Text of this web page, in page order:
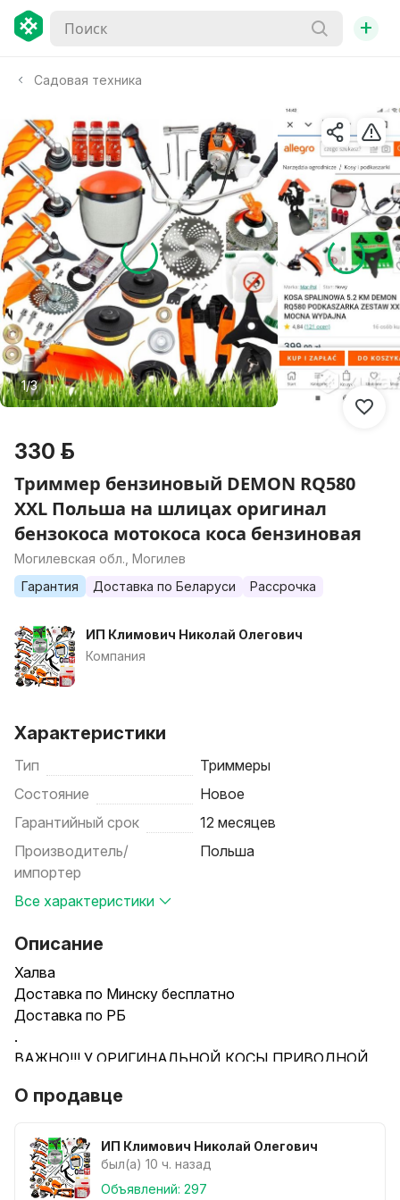
+
Садовая техника
1/3
330 р.
Триммер бензиновый DEMON RQ580
XXL Польша на шлицах оригинал
бензокоса мотокоса коса бензиновая
Могилевская обл., Могилев
Гарантия
Доставка по Беларуси Рассрочка
ИП Климович Николай Олегович
Компания
Характеристики
Тип
Триммеры
Состояние
Новое
Гарантийный срок
12 месяцев
Производитель/
импортер
Польша
Все характеристики
Описание
Халва
Доставка по Минску бесплатно
Доставка по РБ
.
ВАЖНО!!! У ОРИГИНАЛЬНОЙ КОСЫ ПРИВОДНОЙ
МОЖЕТЕ ПРОВЕРИТЬ В СВОЁМ ТРИММЕРЕ,ЕСЛИ У
У нас также имеются дополнительные товары,
которые могут быть использованы с мотокосами.
О продавце
ИП Климович Николай Олегович
был(а) 10 ч. назад
Объявлений: 297